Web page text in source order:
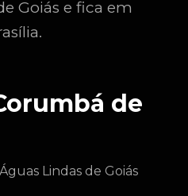
Goiás e fica em
de
Lindas de Goiás